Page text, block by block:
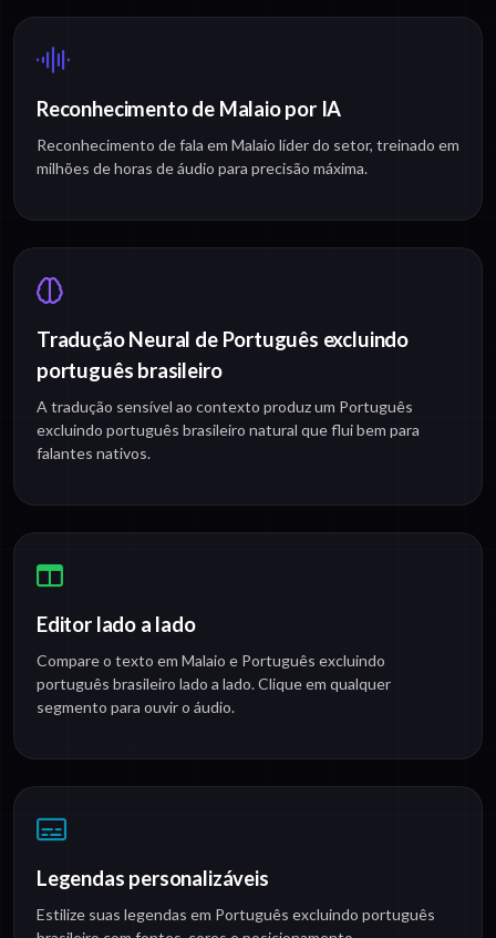
Reconhecimento de Malaio por IA
Reconhecimento de fala em Malaio líder do setor, treinado em
milhões de horas de áudio para precisão máxima.
Tradução Neural de Português excluindo
português brasileiro
A tradução sensível ao contexto produz um Português
excluindo português brasileiro natural que flui bem para
falantes nativos.
Editor lado a lado
Compare o texto em Malaio e Português excluindo
português brasileiro lado a lado. Clique em qualquer
segmento para ouvir o áudio.
Legendas personalizáveis
Estilize suas legendas em Português excluindo português